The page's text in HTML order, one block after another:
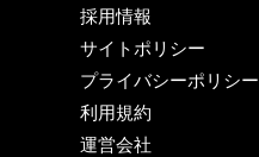
採用情報
サイトポリシー
プライバシーポリシー
利用規約
運営会社